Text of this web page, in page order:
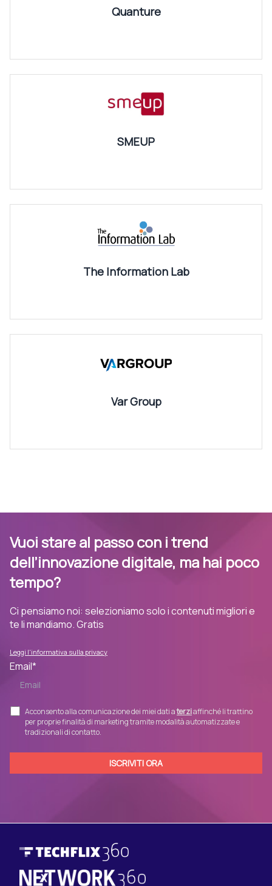
Quanture
SMEUP
The Information Lab
Var Group
Vuoi stare al passo con i trend
dell’innovazione digitale, ma hai poco
tempo?
Ci pensiamo noi: selezioniamo solo i contenuti migliori e
te li mandiamo. Gratis
Leggi l'informativa sulla privacy
Email*
Acconsento alla comunicazione dei miei dati aterziaffinché li trattino
per proprie finalità di marketing tramite modalità automatizzate e
tradizionali di contatto.